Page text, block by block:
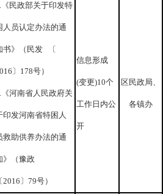
《民政部关于印发特
人员认定办法的通
书》（民发 〔
〕178号）
《河南省人民政府关
印发河南省特困人
救助供养办法的通
》（豫政
〔2016〕79号）
信息形成
(变更)10个
工作日内公
开
区民政局、
各镇办